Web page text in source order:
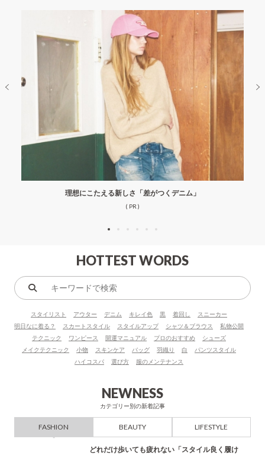
理想にこたえる新しさ「差がつくデニム」
( PR )
HOTTEST WORDS
キ
ワ
ー
ド
で
スタイリスト アウター デニム キレイ色 黒 着回し
スニーカー
明日なに着る？
スカートスタイル スタイルアップ シャツ＆ブラウス
私物公開
テクニック
ワンピース 開運マニュアル プロのおすすめ
シューズ
メイクテクニック
小物 スキンケア バッグ 羽織り 白
パンツスタイル
ハイコスパ
選び方 服のメンテナンス
NEWNESS
カテゴリー別の新着記事
FASHION BEAUTY LIFESTYLE
どれだけ歩いても疲れない「スタイル良く履け